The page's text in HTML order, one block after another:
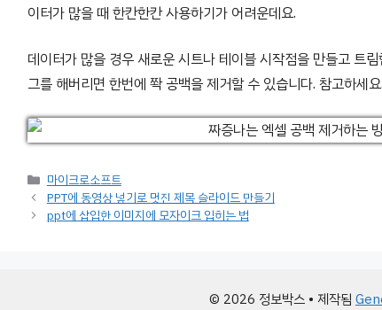
이터가 많을 때 한칸한칸 사용하기가 어려운데요.
데이터가 많을 경우 새로운 시트나 테이블 시작점을 만들고 트
그를 해버리면 한번에 쫙 공백을 제거할 수 있습니다. 참고하세요.
카
테
고
마이크로소프트
PPT에 동영상 넣기로 멋진 제목 슬라이드 만들기
ppt에 삽입한 이미지에 모자이크 입히는 법
© 2026 정보박스 • 제작됨